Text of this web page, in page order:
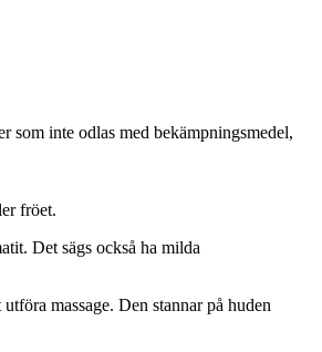
som inte odlas med bekämpningsmedel,
fröet.
Det sägs också ha milda
massage. Den stannar på huden